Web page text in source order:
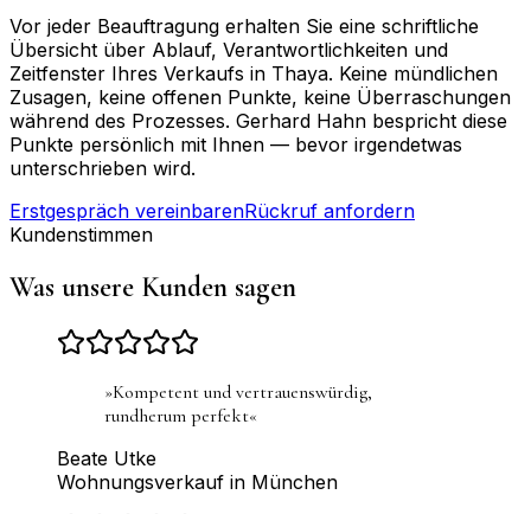
Vor jeder Beauftragung erhalten Sie eine schriftliche
Übersicht über Ablauf, Verantwortlichkeiten und
Zeitfenster Ihres Verkaufs in Thaya. Keine mündlichen
Zusagen, keine offenen Punkte, keine Überraschungen
während des Prozesses. Gerhard Hahn bespricht diese
Punkte persönlich mit Ihnen — bevor irgendetwas
unterschrieben wird.
Erstgespräch vereinbarenRückruf anfordern
Kundenstimmen
Was unsere Kunden sagen
»Kompetent und vertrauenswürdig,
rundherum perfekt«
Beate Utke
Wohnungsverkauf in München